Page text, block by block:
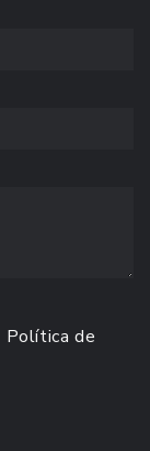
Política de